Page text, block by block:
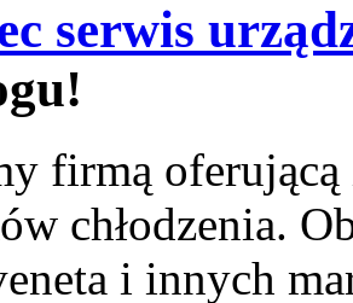
serwis
firmą
chłodzenia.
i innych